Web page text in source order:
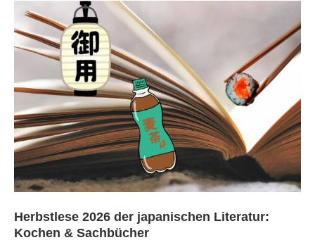
Herbstlese 2026 der japanischen Literatur:
Kochen & Sachbücher